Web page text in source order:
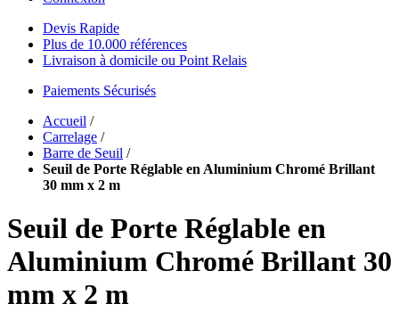
Devis Rapide
Plus de 10.000 références
Livraison à domicile ou Point Relais
Paiements Sécurisés
Accueil /
Carrelage /
Barre de Seuil /
Seuil de Porte Réglable en Aluminium Chromé Brillant
30 mm x 2 m
Seuil de Porte Réglable en
Aluminium Chromé Brillant 30
mm x 2 m